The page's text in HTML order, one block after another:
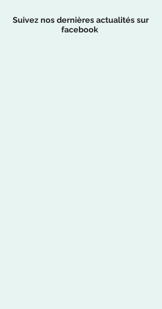
Suivez nos dernières actualités sur
facebook